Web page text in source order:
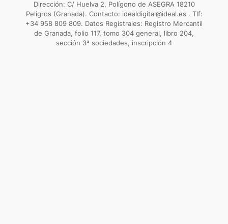
Dirección: C/ Huelva 2, Polígono de ASEGRA 18210
Peligros (Granada). Contacto: idealdigital@ideal.es . Tlf:
+34 958 809 809. Datos Registrales: Registro Mercantil
de Granada, folio 117, tomo 304 general, libro 204,
sección 3ª sociedades, inscripción 4